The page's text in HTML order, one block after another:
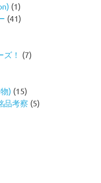
(1)
(41)
！
(7)
) (15)
品考察 (5)